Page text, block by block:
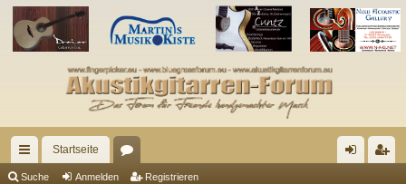
ch
Startseite
Suche Anmelden Registrieren